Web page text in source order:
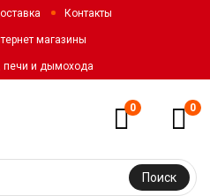
Контакты
магазины
печи и дымохода
Поиск
0 0